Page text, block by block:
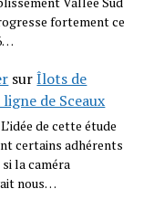
fortement ce
surÎlots de
de Sceaux
de cette étude
certains adhérents
la caméra
nous…